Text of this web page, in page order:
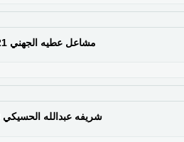
مشاعل عطيه الجهني 11821
شريفه عبدالله الحسيكي 11820